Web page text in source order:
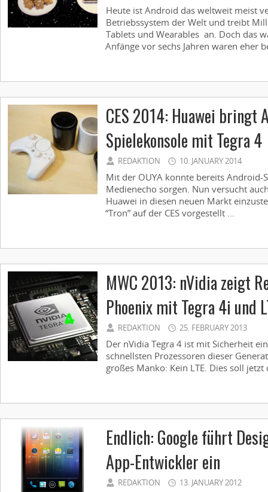
Heute ist Android das weltweit meist
Betriebssystem der Welt und treibt
Tablets und Wearables an. Doch das
Anfänge vor sechs Jahren waren eher
CES 2014: Huawei bringt
Spielekonsole mit Tegra 4
REDAKTION 10. JANUARY 2014
Mit der OUYA konnte bereits Android-
Medienecho sorgen. Nun versucht
Huawei in diesen neuen Markt
“Tron” auf der CES vorgestellt ...
MWC 2013: nVidia zeigt
Phoenix mit Tegra 4i und
REDAKTION 25. FEBRUARY 2013
Der nVidia Tegra 4 ist mit Sicherheit
schnellsten Prozessoren dieser
großes Manko: Kein LTE. Dies soll
Endlich: Google führt
App-Entwickler ein
REDAKTION 13. JANUARY 2012